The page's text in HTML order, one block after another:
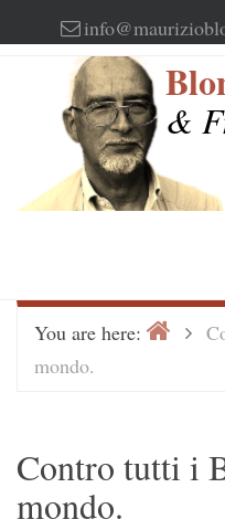
to
&
You are here: Home
mondo.
Contro tutti i
mondo.